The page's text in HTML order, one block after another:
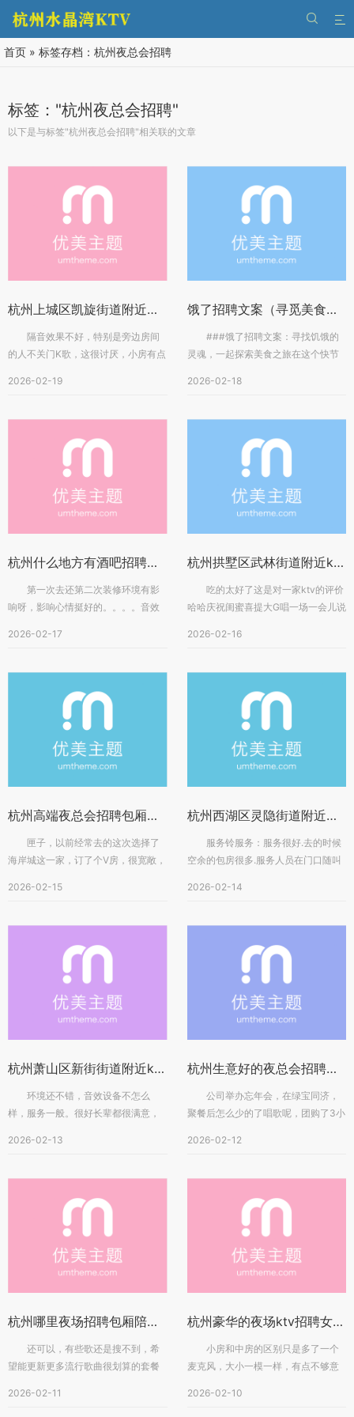


首页 » 标签存档：杭州夜总会招聘
标签："杭州夜总会招聘"
以下是与标签"杭州夜总会招聘"相关联的文章
杭州上城区凯旋街道附近酒吧招聘点歌公主,上班轻松的
隔音效果不好，特别是旁边房间
的人不关门K歌，这很讨厌，小房有点
2026-02-19
饿了招聘文案（寻觅美食，共赴职场盛宴：加入我们，让饥饿成为创意的燃料！）
###饿了招聘文案：寻找饥饿的
灵魂，一起探索美食之旅在这个快节
2026-02-18
杭州什么地方有酒吧招聘酒水销售员,一天能上几个班_
第一次去还第二次装修环境有影
响呀，影响心情挺好的。。。。音效
2026-02-17
杭州拱墅区武林街道附近ktv招聘点歌公主,(不需要工作服)
吃的太好了这是对一家ktv的评价
哈哈庆祝闺蜜喜提大G唱一场一会儿说
2026-02-16
杭州高端夜总会招聘包厢气氛组,(好上班的不挑人)
匣子，以前经常去的这次选择了
海岸城这一家，订了个V房，很宽敞，
2026-02-15
杭州西湖区灵隐街道附近夜场招聘商务接待,用什么招聘平台好
服务铃服务：服务很好.去的时候
空余的包房很多.服务人员在门口随叫
2026-02-14
杭州萧山区新街街道附近ktv招聘女招待,应聘有哪些要求
环境还不错，音效设备不怎么
样，服务一般。很好长辈都很满意，
2026-02-13
杭州生意好的夜总会招聘点歌公主,好上班吗？
公司举办忘年会，在绿宝同济，
聚餐后怎么少的了唱歌呢，团购了3小
2026-02-12
杭州哪里夜场招聘包厢陪唱,有没有技能培训
还可以，有些歌还是搜不到，希
望能更新更多流行歌曲很划算的套餐
2026-02-11
杭州豪华的夜场ktv招聘女服务生,ktv最容易被选中的穿搭
小房和中房的区别只是多了一个
麦克风，大小一模一样，有点不够意
2026-02-10